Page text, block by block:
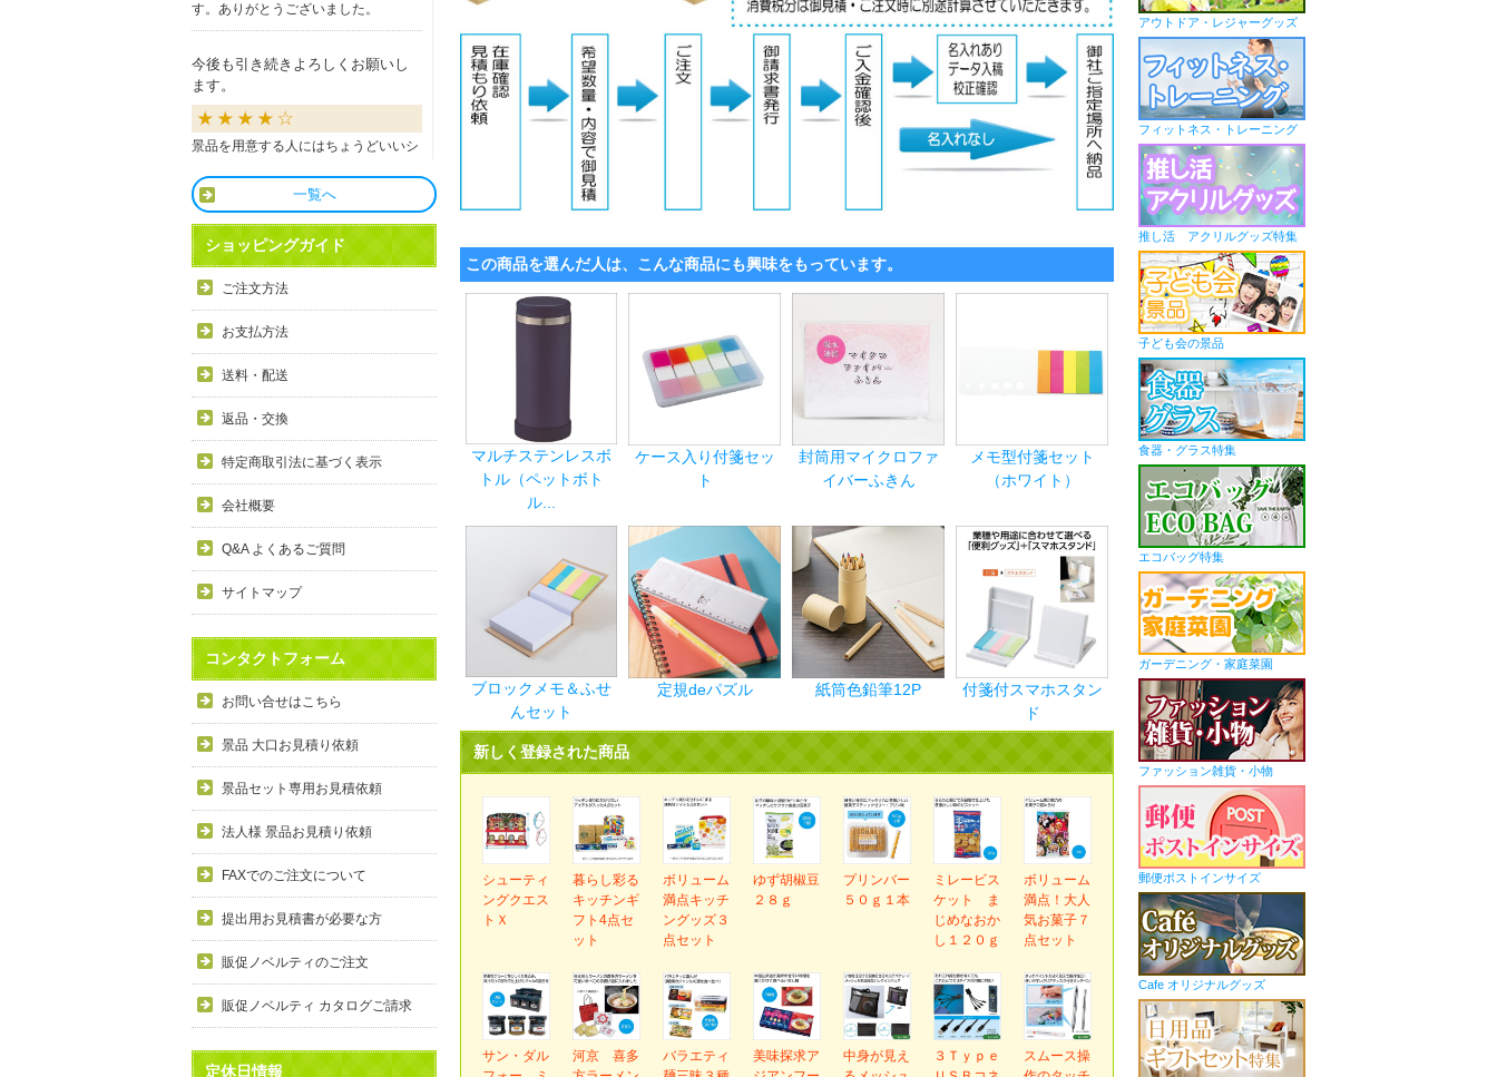
す。ありがとうございました。
今後も引き続きよろしくお願いし
ます。
景品を用意する人にはちょうどいいシ
良かったです
商品も直ぐに届き、一つづづ丁寧に梱
まりのビンゴで利用しましたが、みん
な喜んでもらえました。
利用しやすい
目録景品をよく利用しています。豪華
す。手配が早いので便利です。
一覧へ
ショッピングガイド
ご注文方法
お支払方法
送料・配送
返品・交換
特定商取引法に基づく表示
会社概要
Q&A よくあるご質問
サイトマップ
コンタクトフォーム
お問い合せはこちら
景品 大口お見積り依頼
景品セット専用お見積依頼
法人様 景品お見積り依頼
FAXでのご注文について
提出用お見積書が必要な方
販促ノベルティのご注文
販促ノベルティ カタログご請求
定休日情報
この商品を選んだ人は、こんな商品にも興味をもっています。
マルチステンレスボ
トル（ペットボト
ル...
ケース入り付箋セッ
ト
封筒用マイクロファ
イバーふきん
メモ型付箋セット
（ホワイト）
ブロックメモ＆ふせ
んセット
定規deパズル 紙筒色鉛筆12P
付箋付スマホスタン
ド
新しく登録された商品
シューティ
ングクエス
トＸ
暮らし彩る
キッチンギ
フト4点セ
ット
ボリューム
満点キッチ
ングッズ３
点セット
ゆず胡椒豆
２８ｇ
プリンバー
５０ｇ１本
ミレービス
ケット ま
じめなおか
し１２０ｇ
ボリューム
満点！大人
気お菓子７
点セット
サン・ダル
河京 喜多
バラエティ
美味探求ア
中身が見え
３Ｔｙｐｅ
スムース操
アウトドア・レジャーグッズ
フィットネス・トレーニング
推し活 アクリルグッズ特集
子ども会の景品
食器・グラス特集
エコバッグ特集
ガーデニング・家庭菜園
ファッション雑貨・小物
郵便ポストインサイズ
Cafe オリジナルグッズ